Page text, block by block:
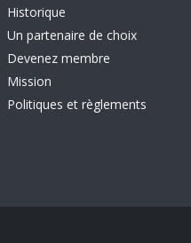
Historique
Un partenaire de choix
Devenez membre
Mission
Politiques et règlements